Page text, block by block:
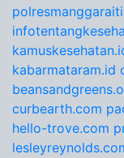
kabarmataram.id
curbearth.com
hello-trove.com